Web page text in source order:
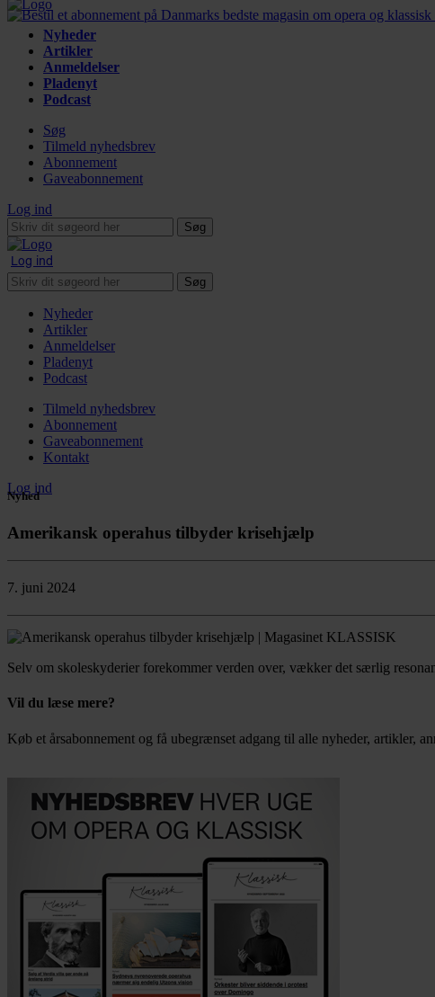
Nyheder
Artikler
Anmeldelser
Pladenyt
Podcast
Søg
Tilmeld nyhedsbrev
Abonnement
Gaveabonnement
Log ind
Søg
Log ind
Søg
Nyheder
Artikler
Anmeldelser
Pladenyt
Podcast
Tilmeld nyhedsbrev
Abonnement
Gaveabonnement
Kontakt
Log ind
Nyhed
Amerikansk operahus tilbyder krisehjælp
7. juni 2024
Selv om skoleskyderier forekommer verden over, vækker det særlig
Vil du læse mere?
Køb et årsabonnement og få ubegrænset adgang til alle nyheder, artikler,